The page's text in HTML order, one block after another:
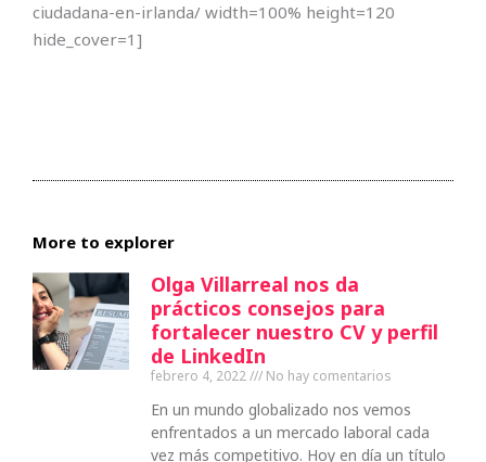
ciudadana-en-irlanda/ width=100% height=120
hide_cover=1]
More to explorer
Olga Villarreal nos da
prácticos consejos para
fortalecer nuestro CV y perfil
de LinkedIn
febrero 4, 2022 No hay comentarios
En un mundo globalizado nos vemos
enfrentados a un mercado laboral cada
vez más competitivo. Hoy en día un título